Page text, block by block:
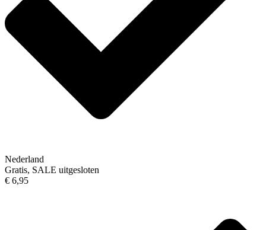
Nederland
Gratis, SALE uitgesloten
€ 6,95